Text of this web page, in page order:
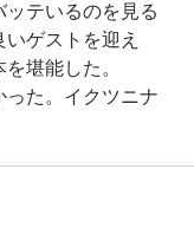
テいるのを見る
ゲストを迎え
堪能した。
た。イクツニナ